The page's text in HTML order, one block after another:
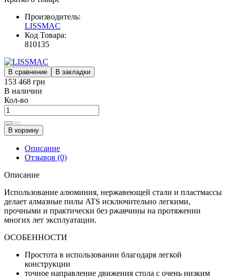
Производитель:
LISSMAC
Код Товара:
810135
В сравнение В закладки
153 468 грн
В наличии
Кол-во
В корзину
Описание
Отзывов (0)
Описание
Использование алюминия, нержавеющей стали и пластмассы
делает алмазные пилы ATS исключительно легкими,
прочными и практически без ржавчины на протяжении
многих лет эксплуатации.
ОСОБЕННОСТИ
Простота в использовании благодаря легкой
конструкции
точное направление движения стола с очень низким